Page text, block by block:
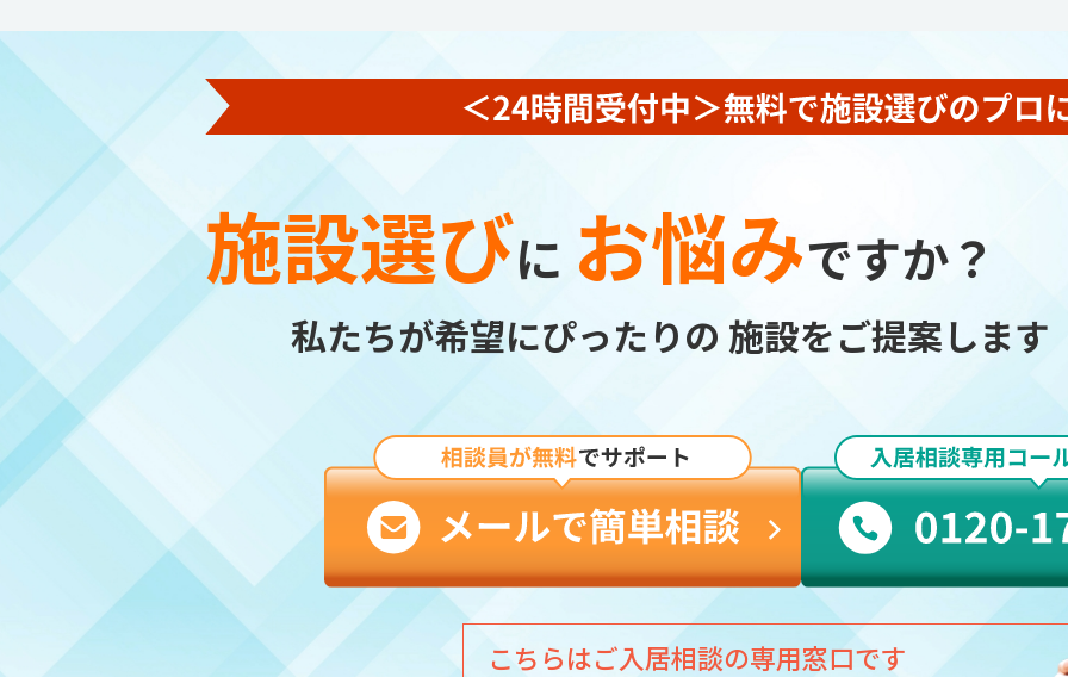
施設選びに お悩みですか？
私たちが希望にぴったりの 施設をご提案します
こちらはご入居相談の専用窓口です